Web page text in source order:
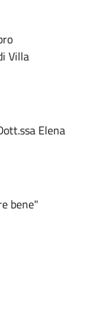
Villa
Elena
bene"